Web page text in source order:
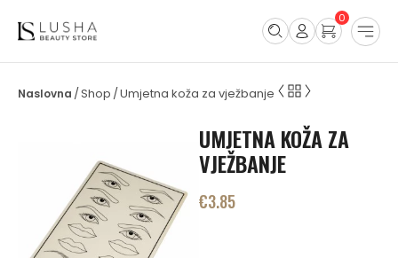
0
/Shop /Umjetna koža za vježbanje
UMJETNA KOŽA ZA
VJEŽBANJE
€3.85